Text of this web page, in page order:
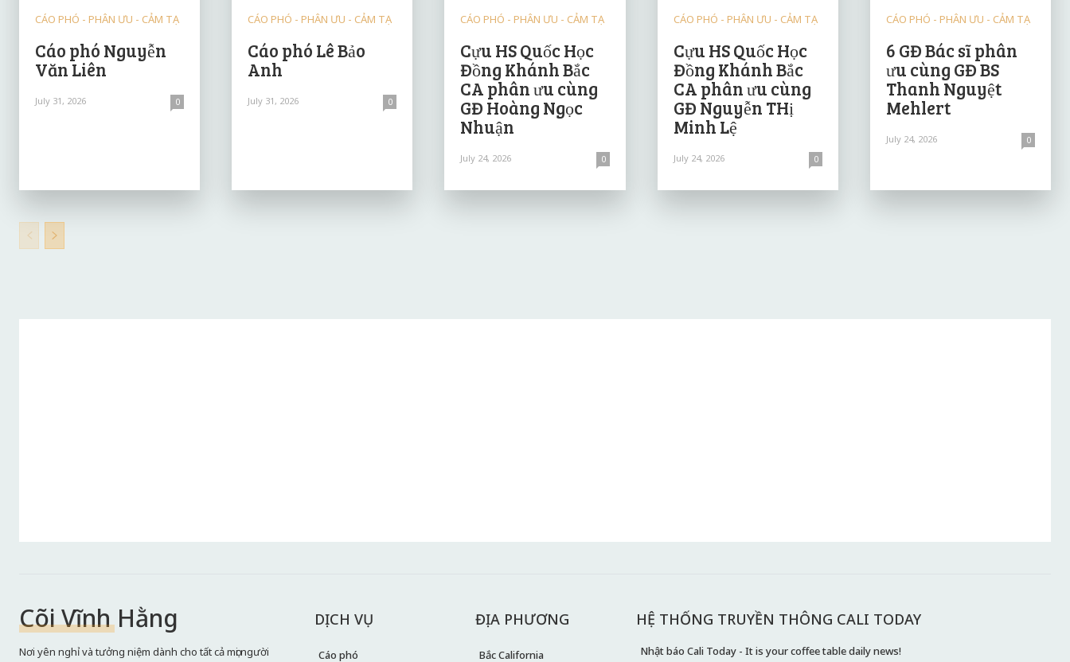
CÁO PHÓ - PHÂN ƯU - CẢM TẠ
Cáo phó Nguyễn
Văn Liên
July 31, 2026 0
CÁO PHÓ - PHÂN ƯU - CẢM TẠ
Cáo phó Lê Bảo
Anh
July 31, 2026 0
CÁO PHÓ - PHÂN ƯU - CẢM TẠ
Cựu HS Quốc Học
Đồng Khánh Bắc
CA phân ưu cùng
GĐ Hoàng Ngọc
Nhuận
July 24, 2026 0
CÁO PHÓ - PHÂN ƯU - CẢM TẠ
Cựu HS Quốc Học
Đồng Khánh Bắc
CA phân ưu cùng
GĐ Nguyễn THị
Minh Lệ
July 24, 2026 0
CÁO PHÓ - PHÂN ƯU - CẢM TẠ
6 GĐ Bác sĩ phân
ưu cùng GĐ BS
Thanh Nguyệt
Mehlert
July 24, 2026 0
Cõi Vĩnh Hằng
Nơi yên nghỉ và tưởng niệm dành cho tất cả mọi người
DỊCH VỤ
Cáo phó
ĐỊA PHƯƠNG
Bắc California
HỆ THỐNG TRUYỀN THÔNG CALI TODAY
Nhật báo Cali Today - It is your coffee table daily news!